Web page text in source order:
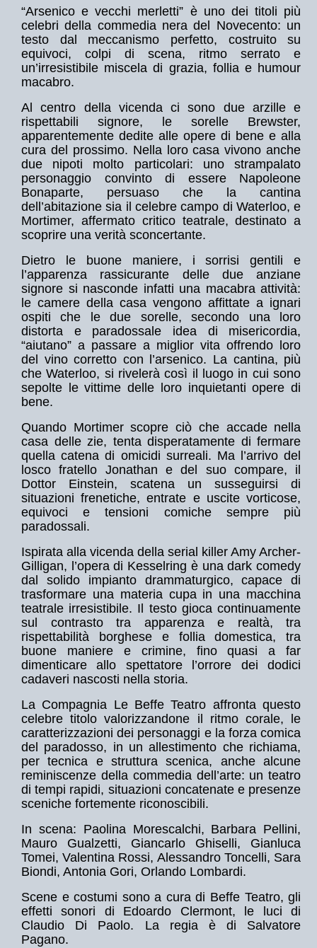
“Arsenico e vecchi merletti” è uno dei titoli più
celebri della commedia nera del Novecento: un
testo dal meccanismo perfetto, costruito su
equivoci, colpi di scena, ritmo serrato e
un’irresistibile miscela di grazia, follia e humour
macabro.
Al centro della vicenda ci sono due arzille e
rispettabili signore, le sorelle Brewster,
apparentemente dedite alle opere di bene e alla
cura del prossimo. Nella loro casa vivono anche
due nipoti molto particolari: uno strampalato
personaggio convinto di essere Napoleone
Bonaparte, persuaso che la cantina
dell’abitazione sia il celebre campo di Waterloo, e
Mortimer, affermato critico teatrale, destinato a
scoprire una verità sconcertante.
Dietro le buone maniere, i sorrisi gentili e
l’apparenza rassicurante delle due anziane
signore si nasconde infatti una macabra attività:
le camere della casa vengono affittate a ignari
ospiti che le due sorelle, secondo una loro
distorta e paradossale idea di misericordia,
“aiutano” a passare a miglior vita offrendo loro
del vino corretto con l’arsenico. La cantina, più
che Waterloo, si rivelerà così il luogo in cui sono
sepolte le vittime delle loro inquietanti opere di
bene.
Quando Mortimer scopre ciò che accade nella
casa delle zie, tenta disperatamente di fermare
quella catena di omicidi surreali. Ma l’arrivo del
losco fratello Jonathan e del suo compare, il
Dottor Einstein, scatena un susseguirsi di
situazioni frenetiche, entrate e uscite vorticose,
equivoci e tensioni comiche sempre più
paradossali.
Ispirata alla vicenda della serial killer Amy Archer-
Gilligan, l’opera di Kesselring è una dark comedy
dal solido impianto drammaturgico, capace di
trasformare una materia cupa in una macchina
teatrale irresistibile. Il testo gioca continuamente
sul contrasto tra apparenza e realtà, tra
rispettabilità borghese e follia domestica, tra
buone maniere e crimine, fino quasi a far
dimenticare allo spettatore l’orrore dei dodici
cadaveri nascosti nella storia.
La Compagnia Le Beffe Teatro affronta questo
celebre titolo valorizzandone il ritmo corale, le
caratterizzazioni dei personaggi e la forza comica
del paradosso, in un allestimento che richiama,
per tecnica e struttura scenica, anche alcune
reminiscenze della commedia dell’arte: un teatro
di tempi rapidi, situazioni concatenate e presenze
sceniche fortemente riconoscibili.
In scena: Paolina Morescalchi, Barbara Pellini,
Mauro Gualzetti, Giancarlo Ghiselli, Gianluca
Tomei, Valentina Rossi, Alessandro Toncelli, Sara
Biondi, Antonia Gori, Orlando Lombardi.
Scene e costumi sono a cura di Beffe Teatro, gli
effetti sonori di Edoardo Clermont, le luci di
Claudio Di Paolo. La regia è di Salvatore
Pagano.